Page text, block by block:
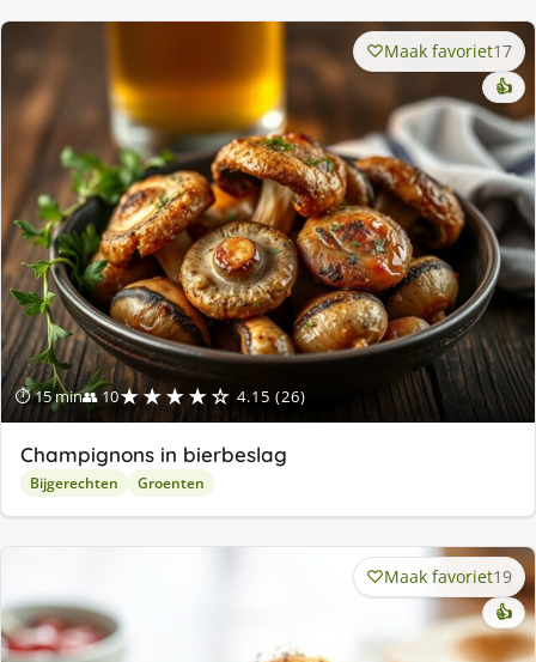
⏱ 15 min👥 10★★★★☆ 4.15 (26)
Maak favoriet17
👍
Champignons in bierbeslag
Bijgerechten Groenten
Maak favoriet19
👍